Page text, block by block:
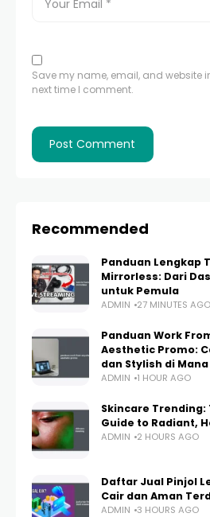
Save my name, email, and website
next time I comment.
Recommended
Panduan Lengkap
Mirrorless: Dari
untuk Pemula
ADMIN 27 MINUTES AGO
Panduan Work
Aesthetic Promo:
dan Stylish di Mana
ADMIN 1 HOUR AGO
Skincare Trending:
Guide to Radiant,
ADMIN 2 HOURS AGO
Daftar Jual Pinjol
Cair dan Aman
ADMIN 3 HOURS AGO